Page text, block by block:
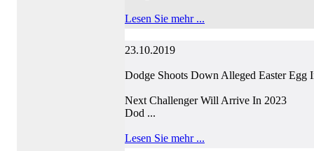
Lesen Sie mehr ...
23.10.2019
Dodge Shoots Down Alleged Easter Egg
Next Challenger Will Arrive In 2023
Dod ...
Lesen Sie mehr ...